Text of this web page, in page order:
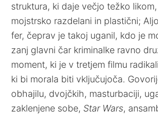
struktura, ki daje večjo težko
mojstrsko razdelani in plastični;
fer, čeprav je takoj uganil, kdo je
zanj glavni čar kriminalke ravno
moment, ki je v tretjem filmu
ki bi morala biti vključujoča.
obhajilu, dvojčkih, masturbaciji,
zaklenjene sobe, Star Wars,